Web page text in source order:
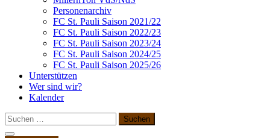
Personenarchiv
FC St. Pauli Saison 2021/22
FC St. Pauli Saison 2022/23
FC St. Pauli Saison 2023/24
FC St. Pauli Saison 2024/25
FC St. Pauli Saison 2025/26
Unterstützen
Wer sind wir?
Kalender
Suchen
nach: